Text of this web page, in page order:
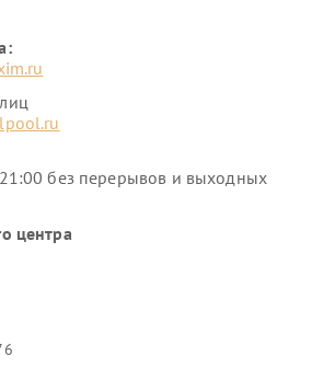
без перерывов и выходных
центра